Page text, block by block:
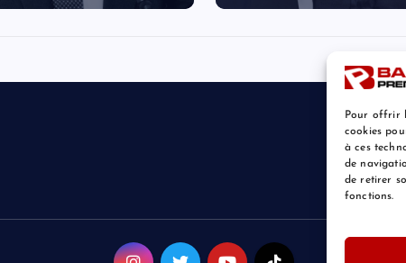
Pour offrir
cookies
à ces
de
de retirer
fonctions.